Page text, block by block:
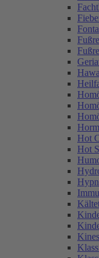
Hot
Hot